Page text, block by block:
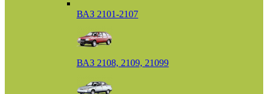
ВАЗ 2101-2107
ВАЗ 2108, 2109, 21099